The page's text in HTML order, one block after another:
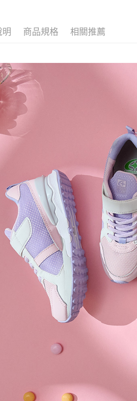
明 商品規格 相關推薦